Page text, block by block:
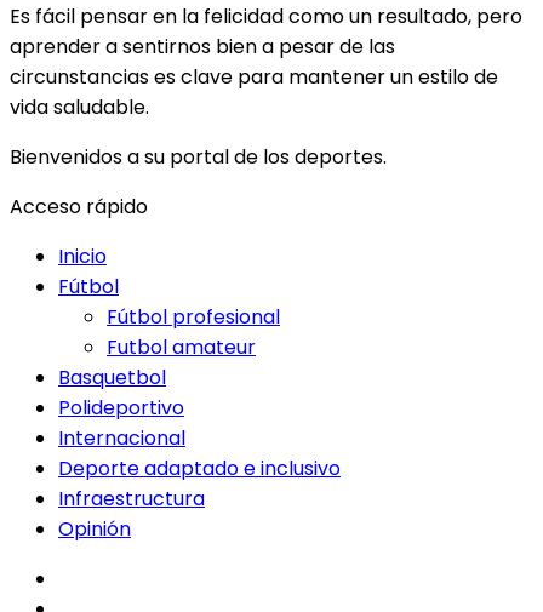
Es fácil pensar en la felicidad como un resultado, pero
aprender a sentirnos bien a pesar de las
circunstancias es clave para mantener un estilo de
vida saludable.
Bienvenidos a su portal de los deportes.
Acceso rápido
Inicio
Fútbol
Fútbol profesional
Futbol amateur
Basquetbol
Polideportivo
Internacional
Deporte adaptado e inclusivo
Infraestructura
Opinión